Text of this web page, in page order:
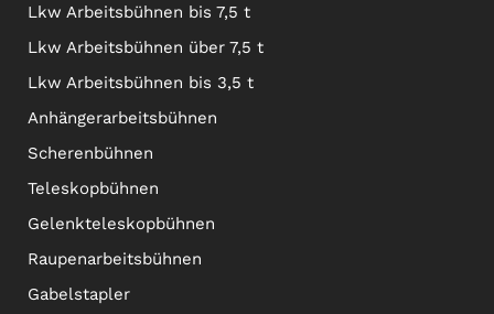
Lkw Arbeitsbühnen bis 7,5 t
Lkw Arbeitsbühnen über 7,5 t
Lkw Arbeitsbühnen bis 3,5 t
Anhängerarbeitsbühnen
Scherenbühnen
Teleskopbühnen
Gelenkteleskopbühnen
Raupenarbeitsbühnen
Gabelstapler